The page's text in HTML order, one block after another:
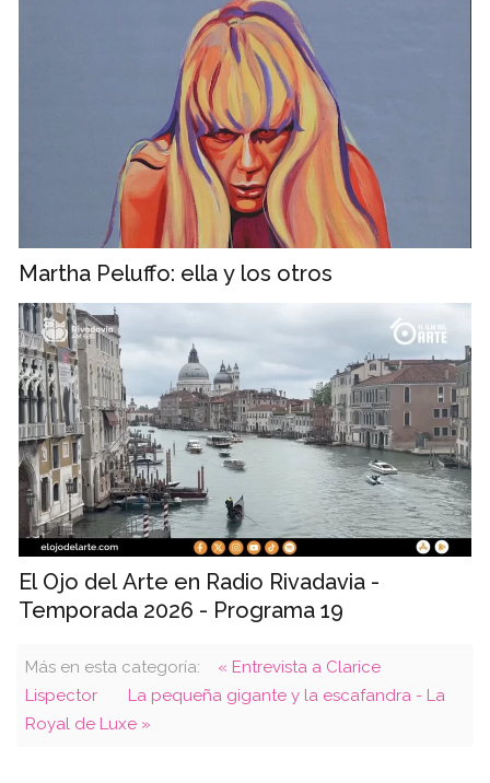
Martha Peluffo: ella y los otros
El Ojo del Arte en Radio Rivadavia -
Temporada 2026 - Programa 19
Más en esta categoría:
« Entrevista a Clarice
Lispector
La pequeña gigante y la escafandra - La
Royal de Luxe »